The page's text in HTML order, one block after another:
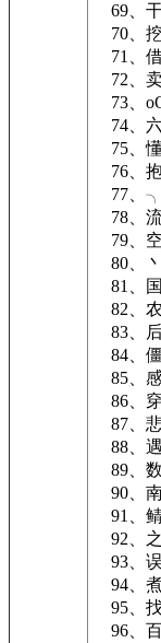
69、
70、
71、
72、
73、
74、
75、
76、
77、╮
78、
79、
80、
81、
82、
83、
84、
85、
86、
87、
88、
89、
90、
91、
92、
93、
94、
95、
96、